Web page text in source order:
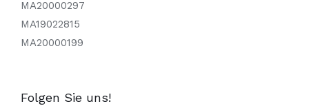
MA20000297
MA19022815
MA20000199
Folgen Sie uns!